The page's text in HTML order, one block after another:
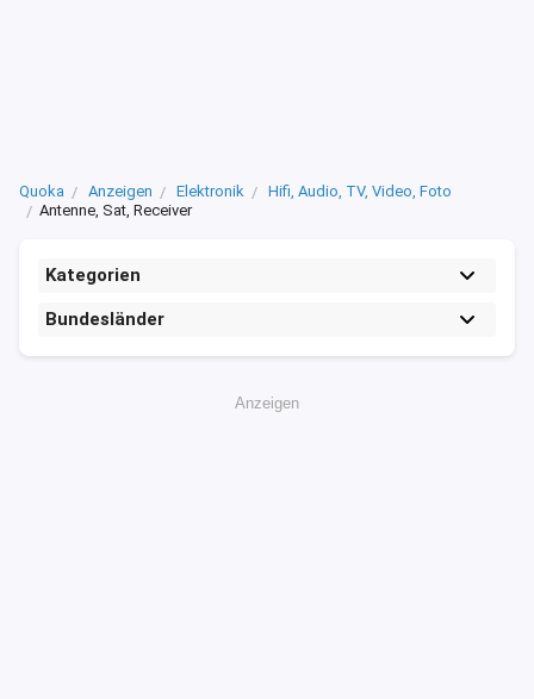
Quoka Anzeigen Elektronik
Hifi, Audio, TV, Video, Foto
Antenne, Sat, Receiver
Kategorien
Bundesländer
Anzeigen